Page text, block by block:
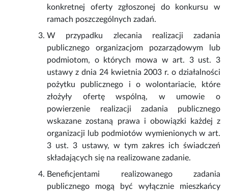
konkretnej oferty zgłoszonej do konkursu w
ramach poszczególnych zadań.
W przypadku zlecania realizacji zadania
publicznego organizacjom pozarządowym lub
podmiotom, o których mowa w art. 3 ust. 3
ustawy z dnia 24 kwietnia 2003 r. o działalności
pożytku publicznego i o wolontariacie, które
złożyły ofertę wspólną, w umowie o
powierzenie realizacji zadania publicznego
wskazane zostaną prawa i obowiązki każdej z
organizacji lub podmiotów wymienionych w art.
3 ust. 3 ustawy, w tym zakres ich świadczeń
składających się na realizowane zadanie.
Beneficjentami realizowanego zadania
publicznego mogą być wyłącznie mieszkańcy